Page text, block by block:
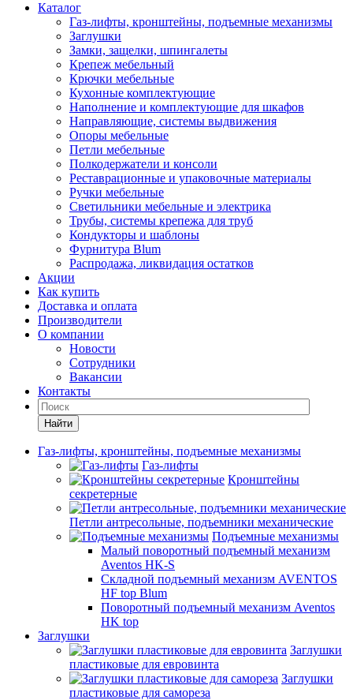
Каталог
Газ-лифты, кронштейны, подъемные механизмы
Заглушки
Замки, защелки, шпингалеты
Крепеж мебельный
Крючки мебельные
Кухонные комплектующие
Наполнение и комплектующие для шкафов
Направляющие, системы выдвижения
Опоры мебельные
Петли мебельные
Полкодержатели и консоли
Реставрационные и упаковочные материалы
Ручки мебельные
Светильники мебельные и электрика
Трубы, системы крепежа для труб
Кондукторы и шаблоны
Фурнитура Blum
Распродажа, ликвидация остатков
Акции
Как купить
Доставка и оплата
Производители
О компании
Новости
Сотрудники
Вакансии
Контакты
Найти
Газ-лифты, кронштейны, подъемные механизмы
Газ-лифты
Кронштейны
секретерные
Петли антресольные, подъемники механические
Подъемные механизмы
Малый поворотный подъемный механизм
Aventos HK-S
Складной подъемный механизм AVENTOS
HF top Blum
Поворотный подъемный механизм Aventos
HK top
Заглушки
Заглушки
пластиковые для евровинта
Заглушки
пластиковые для самореза